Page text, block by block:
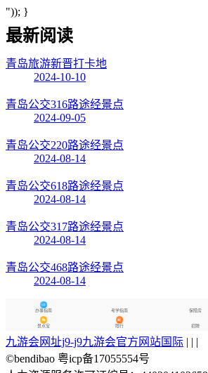
")); }
最新阅读
青岛旅游新晋打卡地
2024-10-10
青岛公交316路途经景点
2024-09-05
青岛公交220路途经景点
2024-08-14
青岛公交618路途经景点
2024-08-14
青岛公交317路途经景点
2024-08-14
青岛公交468路途经景点
2024-08-14
办事指南 考学指南 保障房
景点宝 限行 招聘
九游会网址j9-j9九游会官方网站国际 | | |
©bendibao 粤icp备17055554号